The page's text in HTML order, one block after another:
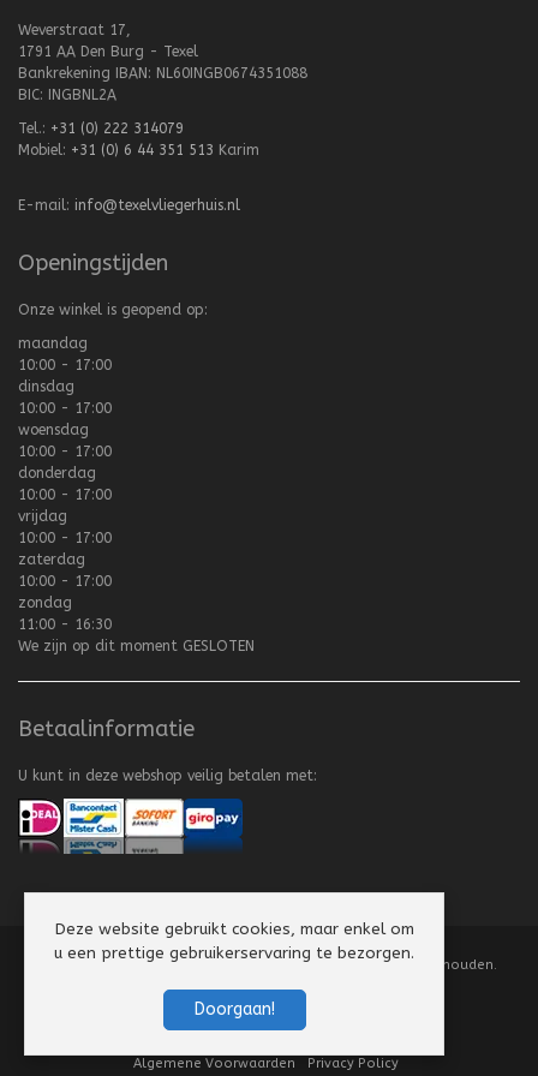
Weverstraat 17,
1791 AA Den Burg - Texel
Bankrekening IBAN: NL60INGB0674351088
BIC: INGBNL2A
Tel.: +31 (0) 222 314079
Mobiel: +31 (0) 6 44 351 513 Karim
E-mail: info@texelvliegerhuis.nl
Openingstijden
Onze winkel is geopend op:
maandag
10:00 - 17:00
dinsdag
10:00 - 17:00
woensdag
10:00 - 17:00
donderdag
10:00 - 17:00
vrijdag
10:00 - 17:00
zaterdag
10:00 - 17:00
zondag
11:00 - 16:30
We zijn op dit moment GESLOTEN
Betaalinformatie
U kunt in deze webshop veilig betalen met:
Copyright
2008-2026 Texel Vliegerhuis. Alle rechten voorbehouden.
Algemene Voorwaarden Privacy Policy
Deze website gebruikt cookies, maar enkel om
u een prettige gebruikerservaring te bezorgen.
Doorgaan!